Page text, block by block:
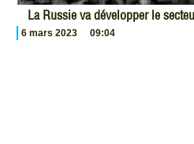
La Russie va développer le
6 mars 2023 09:04